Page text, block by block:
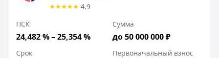
4.9
ПСК
24,482 % – 25,354 %
Сумма
до 50 000 000 ₽
Срок Первоначальный взнос